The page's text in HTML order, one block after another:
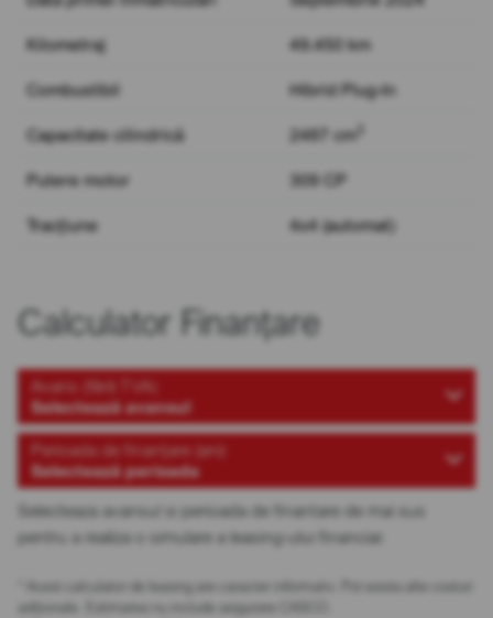
Kilometraj 49.450 km
Combustibil Hibrid Plug-In
Capacitate cilindrică 2487 cm
Putere motor 309 CP
Tracțiune 4x4 (automat)
Calculator Finanțare
Avans (fără TVA)
Selectează avansul
Perioada de finanțare (ani)
Selectează perioada
Selecteaza avansul si perioada de finantare de mai sus
pentru a realiza o simulare a leasing-ului financiar.
* Acest calculator de leasing are caracter informativ. Pot exista alte costuri
adiționale. Estimarea nu include asigurare CASCO.